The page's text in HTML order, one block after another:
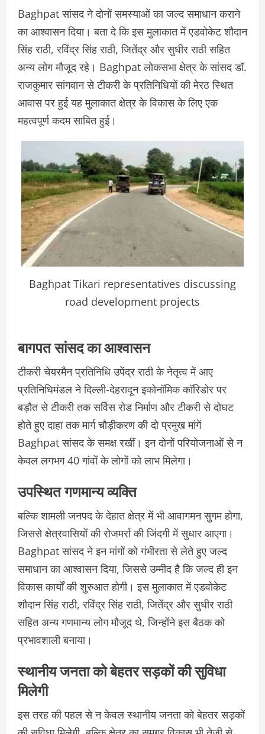
Baghpat सांसद ने दोनों समस्याओं का जल्द समाधान कराने
का आश्वासन दिया। बता दे कि इस मुलाकात में एडवोकेट शौदान
सिंह राठी, रविंद्र सिंह राठी, जितेंद्र और सुधीर राठी सहित
अन्य लोग मौजूद रहे। Baghpat लोकसभा क्षेत्र के सांसद डॉ.
राजकुमार सांगवान से टीकरी के प्रतिनिधियों की मेरठ स्थित
आवास पर हुई यह मुलाकात क्षेत्र के विकास के लिए एक
महत्वपूर्ण कदम साबित हुई।
Baghpat Tikari representatives discussing
road development projects
बागपत सांसद का आश्वासन
टीकरी चेयरमैन प्रतिनिधि उपेंद्र राठी के नेतृत्व में आए
प्रतिनिधिमंडल ने दिल्ली-देहरादून इकोनॉमिक कॉरिडोर पर
बड़ौत से टीकरी तक सर्विस रोड निर्माण और टीकरी से दोघट
होते हुए दाहा तक मार्ग चौड़ीकरण की दो प्रमुख मांगें
Baghpat सांसद के समक्ष रखीं। इन दोनों परियोजनाओं से न
केवल लगभग 40 गांवों के लोगों को लाभ मिलेगा।
उपस्थित गणमान्य व्यक्ति
बल्कि शामली जनपद के देहात क्षेत्र में भी आवागमन सुगम होगा,
जिससे क्षेत्रवासियों की रोजमर्रा की जिंदगी में सुधार आएगा।
Baghpat सांसद ने इन मांगों को गंभीरता से लेते हुए जल्द
समाधान का आश्वासन दिया, जिससे उम्मीद है कि जल्द ही इन
विकास कार्यों की शुरुआत होगी। इस मुलाकात में एडवोकेट
शौदान सिंह राठी, रविंद्र सिंह राठी, जितेंद्र और सुधीर राठी
सहित अन्य गणमान्य लोग मौजूद थे, जिन्होंने इस बैठक को
प्रभावशाली बनाया।
स्थानीय जनता को बेहतर सड़कों की सुविधा
मिलेगी
इस तरह की पहल से न केवल स्थानीय जनता को बेहतर सड़कों